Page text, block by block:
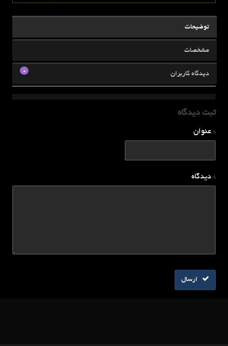
توضیحات
مشخصات
0 دیدگاه کاربران
ثبت دیدگاه
* عنوان
* دیدگاه
ارسال